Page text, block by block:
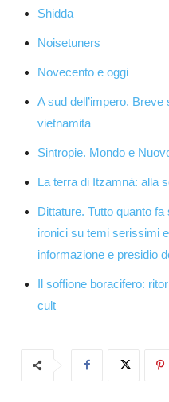
Shidda
Noisetuners
Novecento e oggi
A sud dell’impero.
vietnamita
Sintropie. Mondo e
La terra di Itzamnà: alla
Dittature. Tutto quanto
ironici su temi serissimi
informazione e presidio
Il soffione boracifero:
cult